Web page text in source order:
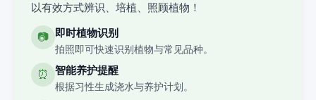
以有效方式辨识、培植、照顾植物！
📷 即时植物识别
拍照即可快速识别植物与常见品种。
⏰ 智能养护提醒
根据习性生成浇水与养护计划。